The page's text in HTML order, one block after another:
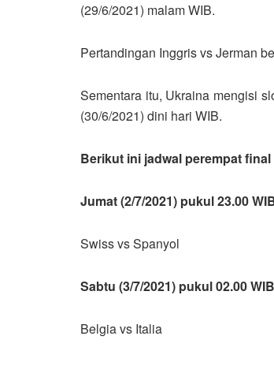
(29/6/2021) malam WIB.
Pertandingan Inggris vs Jerman
Sementara itu, Ukraina mengisi
(30/6/2021) dini hari WIB.
Berikut ini jadwal perempat final
Jumat (2/7/2021) pukul 23.00
Swiss vs Spanyol
Sabtu (3/7/2021) pukul 02.00 WIB
Belgia vs Italia